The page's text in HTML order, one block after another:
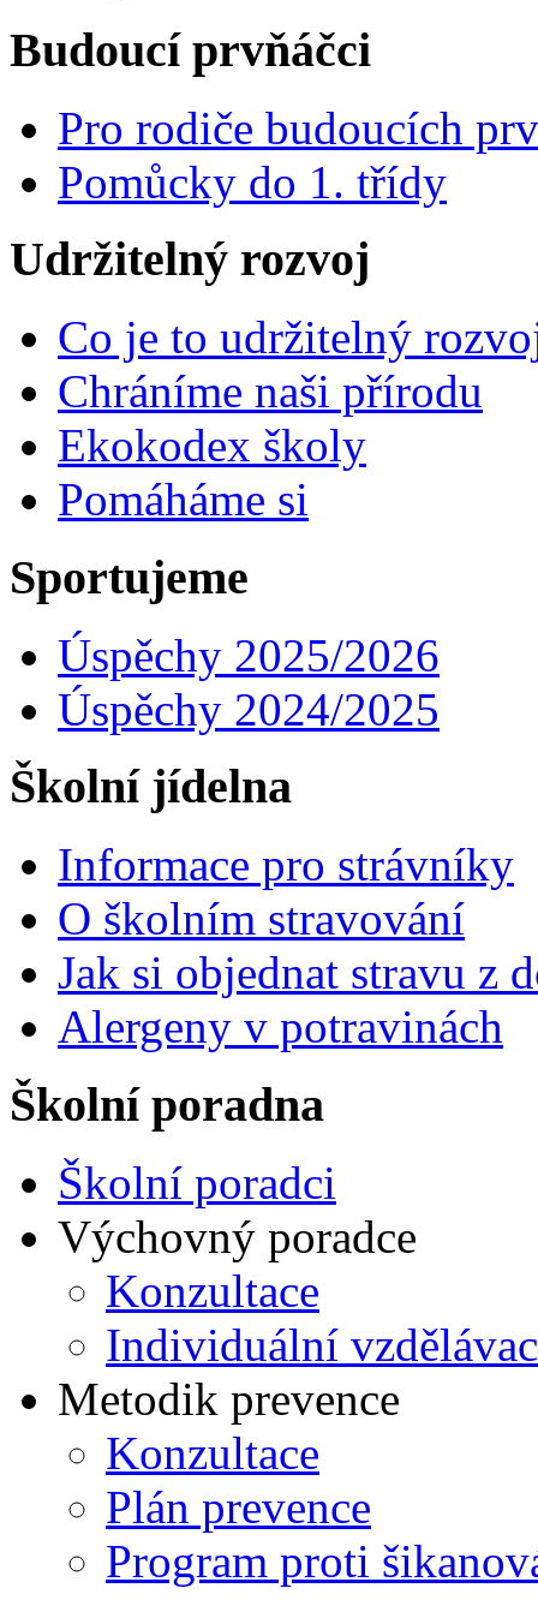
Budoucí prvňáčci
Pro rodiče budoucích
Pomůcky do 1. třídy
Udržitelný rozvoj
Co je to udržitelný
Chráníme naši přírodu
Ekokodex školy
Pomáháme si
Sportujeme
Úspěchy 2025/2026
Úspěchy 2024/2025
Školní jídelna
Informace pro strávníky
O školním stravování
Jak si objednat stravu z
Alergeny v potravinách
Školní poradna
Školní poradci
Výchovný poradce
Konzultace
Individuální
Metodik prevence
Konzultace
Plán prevence
Program proti